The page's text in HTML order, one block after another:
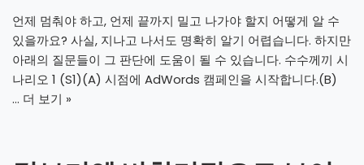
언제 멈춰야 하고, 언제 끝까지 밀고 나가야 할지 어떻게 알 수
있을까요? 사실, 지나고 나서도 명확히 알기 어렵습니다. 하지만
아래의 질문들이 그 판단에 도움이 될 수 있습니다. 수수께끼 시
나리오 1 (S1)(A) 시점에 AdWords 캠페인을 시작합니다.(B)
… 더 보기 »